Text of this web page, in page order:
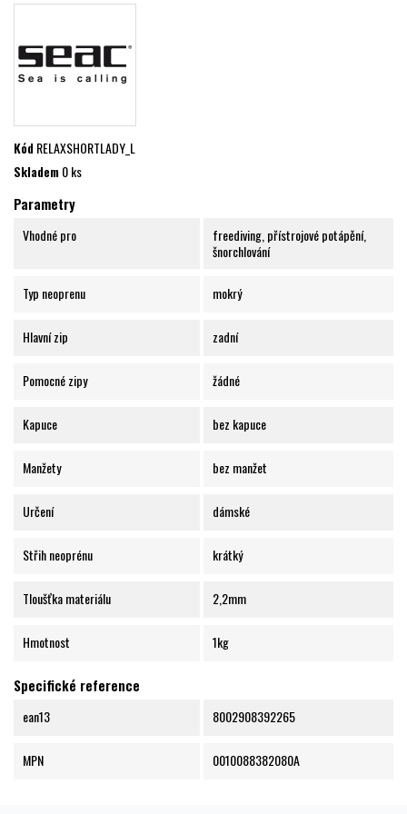
KódRELAXSHORTLADY_L
Skladem0 ks
Parametry
Vhodné pro
freediving, přístrojové potápění,
šnorchlování
Typ neoprenu mokrý
Hlavní zip zadní
Pomocné zipy žádné
Kapuce bez kapuce
Manžety bez manžet
Určení dámské
Střih neoprénu krátký
Tloušťka materiálu 2,2mm
Hmotnost 1kg
Specifické reference
ean13 8002908392265
MPN 0010088382080A